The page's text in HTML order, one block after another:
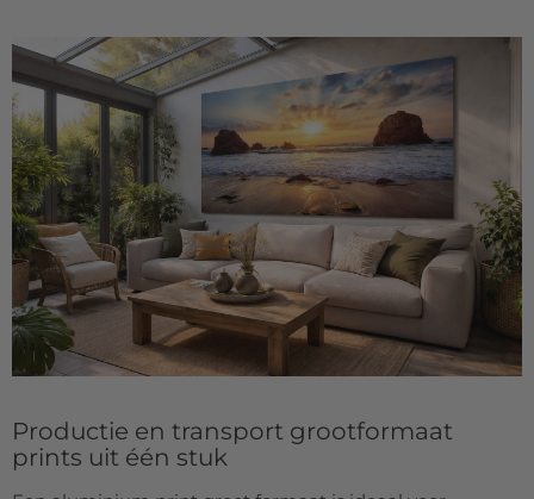
Vloermat
Skateboard deck
Over ons
Levertijden
Inloggen
WhatsApp
Productie en transport grootformaat
prints uit één stuk